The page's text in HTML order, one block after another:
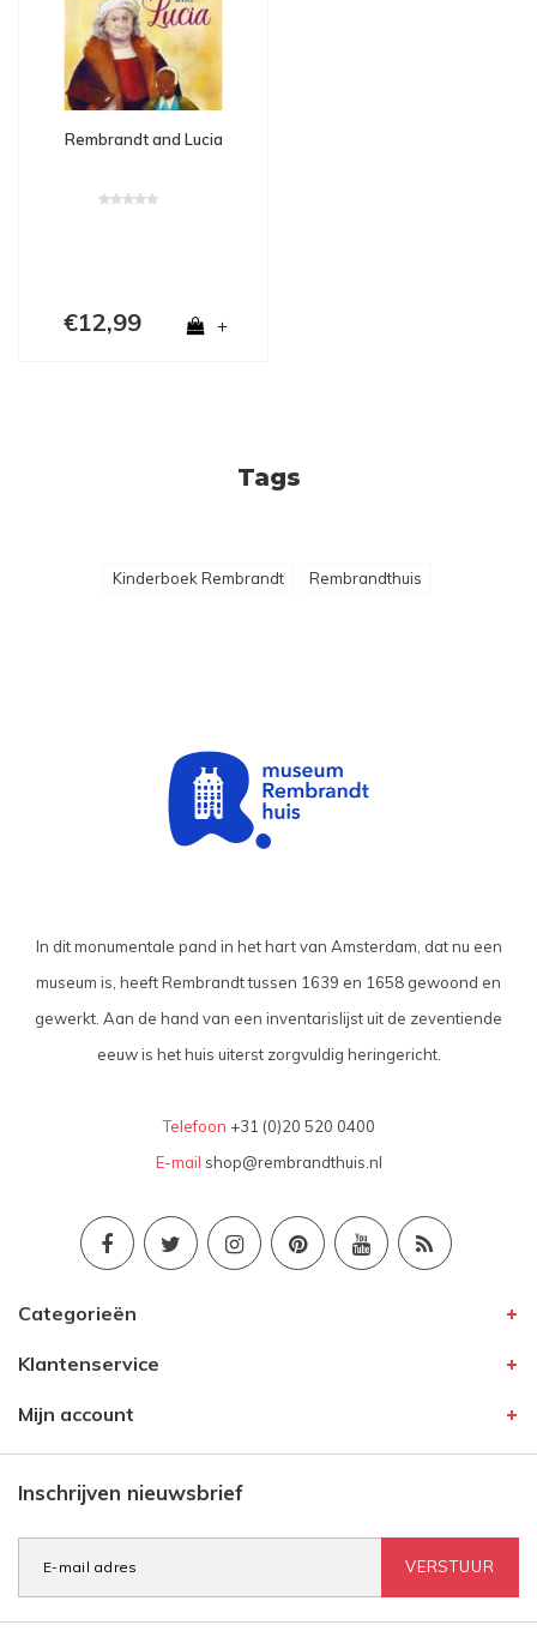
Rembrandt and Lucia
€12,99 +
Tags
Kinderboek Rembrandt Rembrandthuis
In dit monumentale pand in het hart van Amsterdam, dat nu een
museum is, heeft Rembrandt tussen 1639 en 1658 gewoond en
gewerkt. Aan de hand van een inventarislijst uit de zeventiende
eeuw is het huis uiterst zorgvuldig heringericht.
Telefoon +31 (0)20 520 0400
E-mail shop@rembrandthuis.nl
Categorieën
Klantenservice
Mijn account
Inschrijven nieuwsbrief
VERSTUUR